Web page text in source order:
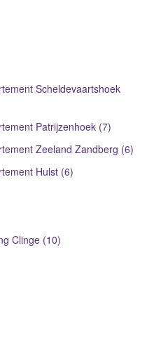
Scheldevaartshoek
Patrijzenhoek (7)
Zeeland Zandberg (6)
Hulst (6)
Clinge (10)